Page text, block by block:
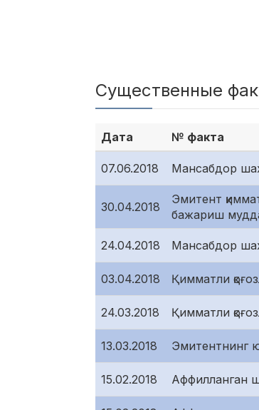
Существенные
Дата № факта
07.06.2018 Мансабдор
30.04.2018
Эмитент
бажариш
24.04.2018 Мансабдор
03.04.2018 Қимматли
24.03.2018 Қимматли
13.03.2018 Эмитентнинг
15.02.2018 Аффилланган